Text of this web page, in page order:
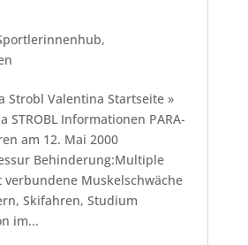
,
Strobl Valentina Startseite »
STROBL Informationen PARA-
am 12. Mai 2000
Behinderung:Multiple
verbundene Muskelschwäche
Skifahren, Studium
im...